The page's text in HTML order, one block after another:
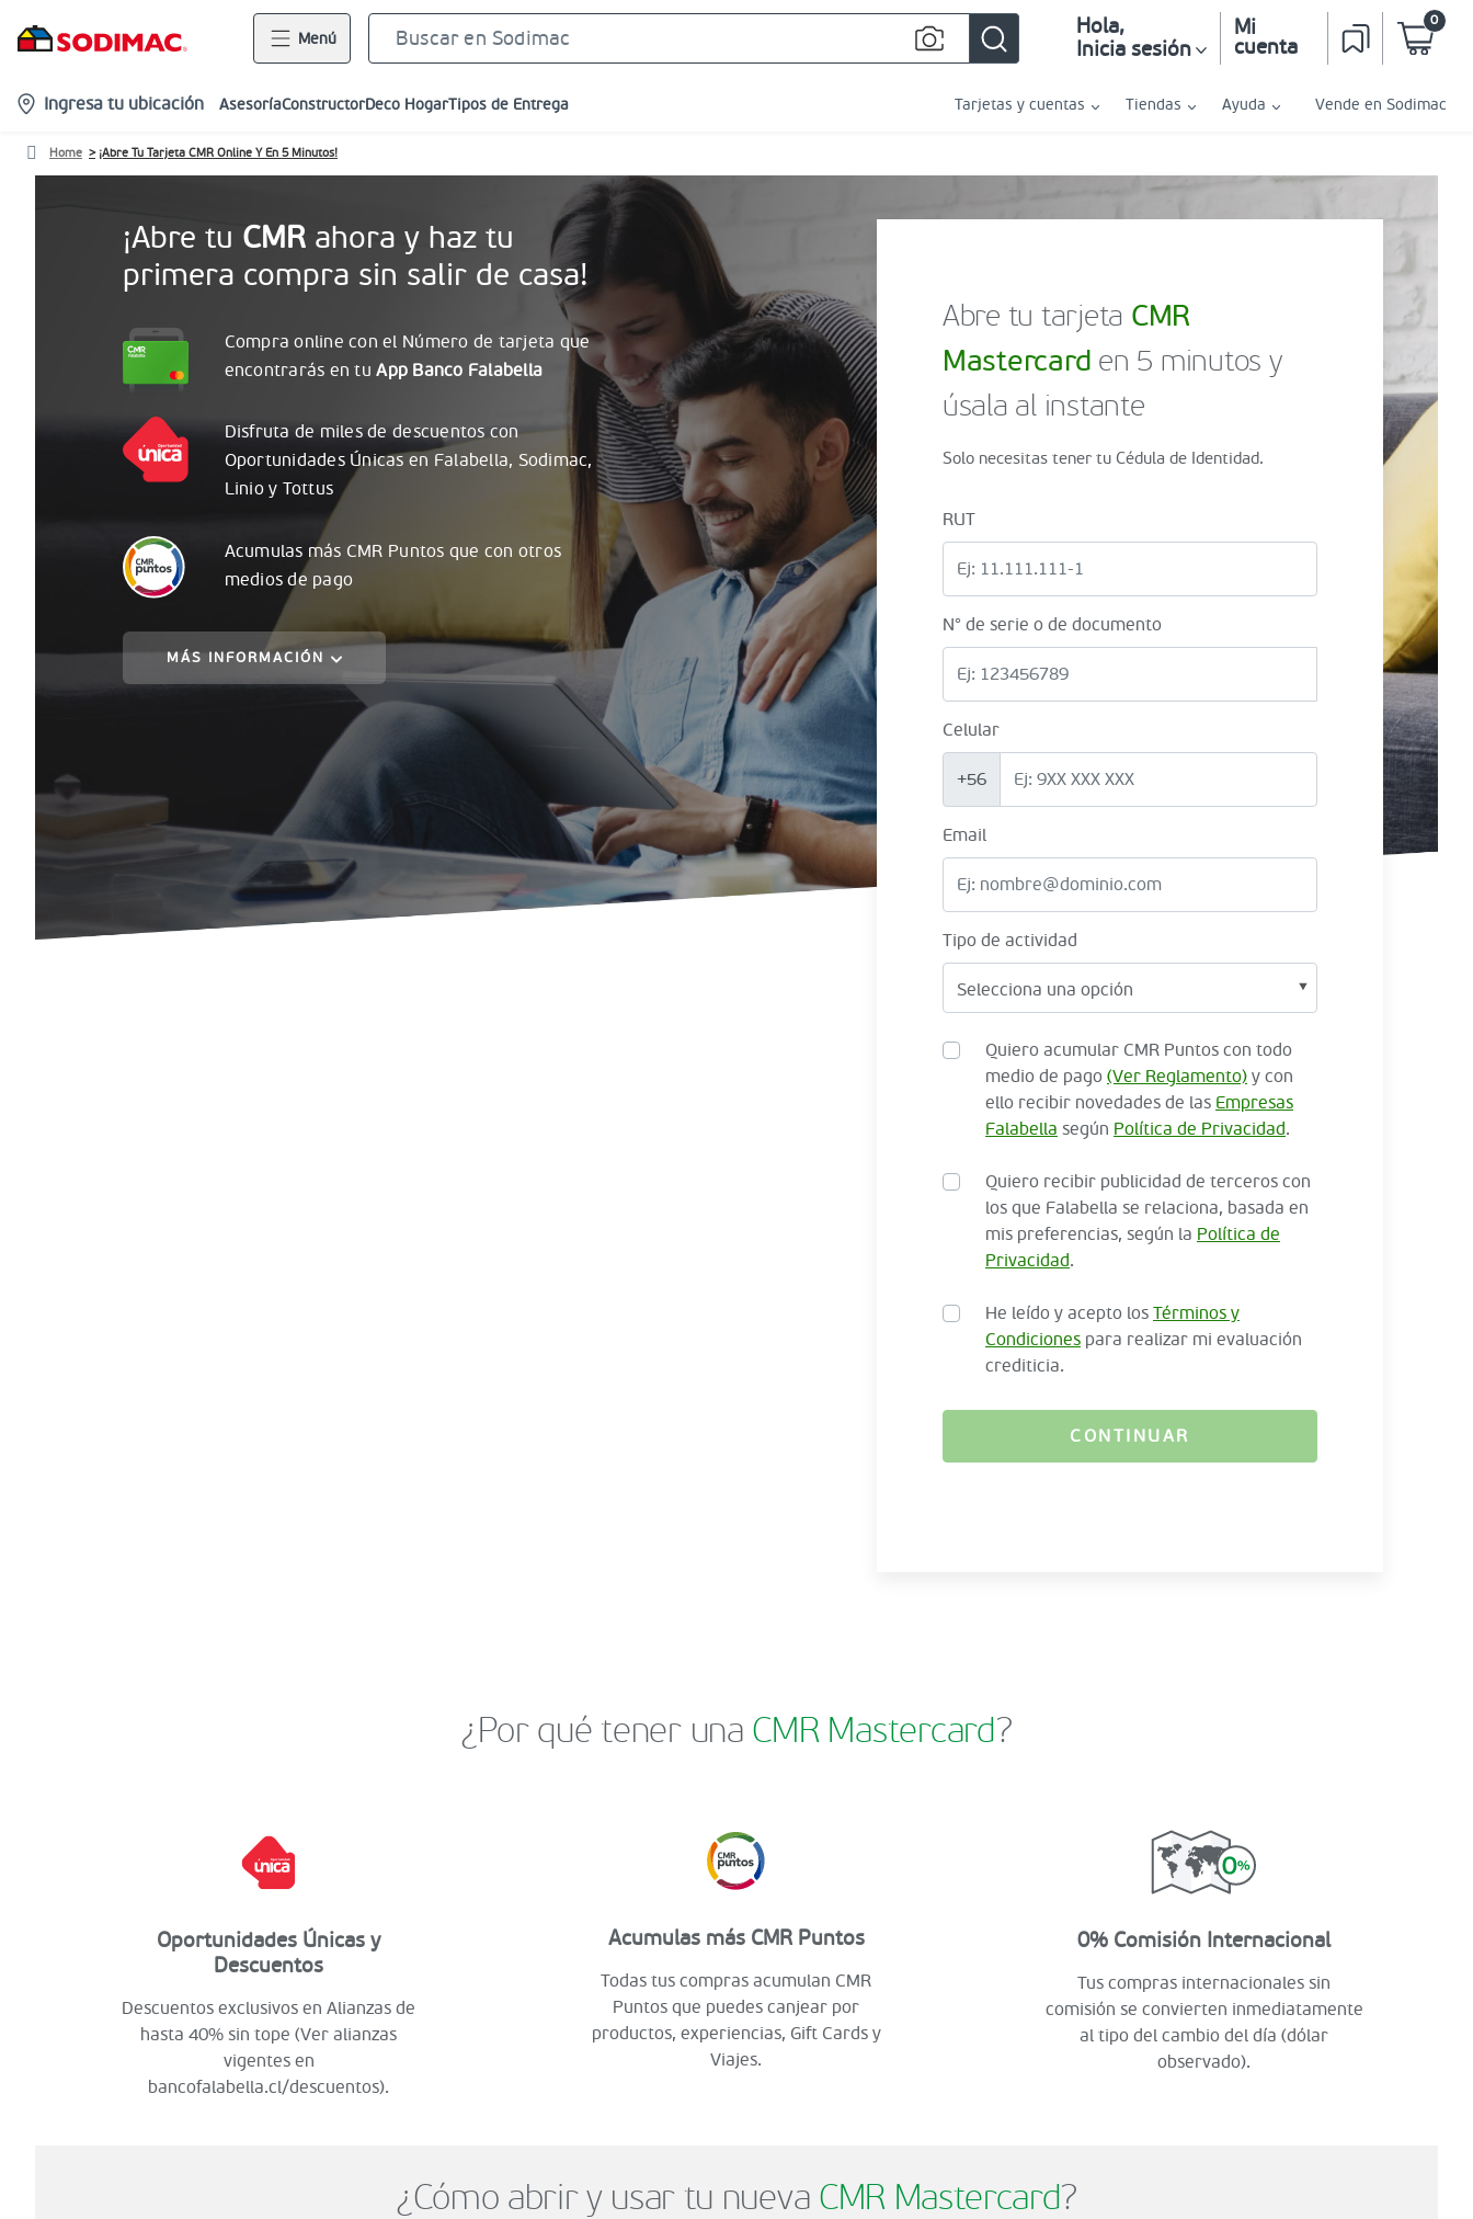
Menú Hola,
Inicia sesión
Mi
cuenta
0
location-
icon
Ingresa tu ubicación AsesoríaConstructorDeco HogarTipos de Entrega Tarjetas y cuentas Tiendas Ayuda Vende en Sodimac
Home ¡Abre Tu Tarjeta CMR Online Y En 5 Minutos!
¡Abre tu CMR ahora y haz tu
primera compra sin salir de casa!
Compra online con el Número de tarjeta que
encontrarás en tu App Banco Falabella
Disfruta de miles de descuentos con
OportunidadesÚnicasen Falabella, Sodimac,
Linio y Tottus
Acumulas más CMR Puntos que con otros
medios de pago
MÁS INFORMACIÓN
Abre tu tarjeta CMR
Mastercard en 5 minutos y
úsala al instante
Solo necesitas tener tu Cédula de Identidad.
RUT
N° de serie o de documento
Celular
+56
Email
Tipo de actividad
Quiero acumular CMR Puntos con todo
medio de pago (Ver Reglamento) y con
ello recibir novedades de las Empresas
Falabella según Política de Privacidad.
Quiero recibir publicidad de terceros con
los que Falabella se relaciona, basada en
mis preferencias, según la Política de
Privacidad.
He leído y acepto los Términos y
Condiciones para realizar mi evaluación
crediticia.
CONTINUAR
¿Por qué tener una CMR Mastercard?
Oportunidades Únicas y
Descuentos
Descuentos exclusivos en Alianzas de
hasta 40% sin tope (Ver alianzas
vigentes en
bancofalabella.cl/descuentos).
Acumulas más CMR Puntos
Todas tus compras acumulan CMR
Puntos que puedes canjear por
productos, experiencias, Gift Cards y
Viajes.
0% Comisión Internacional
Tus compras internacionales sin
comisión se convierten inmediatamente
al tipo del cambio del día (dólar
observado).
¿Cómo abrir y usar tu nueva CMR Mastercard?